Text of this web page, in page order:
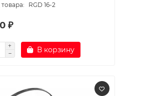
RGD 16-2
₽
В корзину